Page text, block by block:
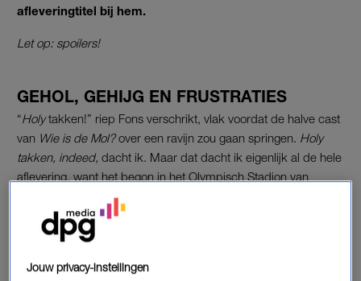
afleveringtitel bij hem.
Let op: spoilers!
GEHOL, GEHIJG EN FRUSTRATIES
“Holytakken!” riep Fons verschrikt, vlak voordat de halve cast
van Wie is de Mol?over een ravijn zou gaan springen. Holy
takken, indeed, dacht ik. Maar dat dacht ik eigenlijk al de hele
aflevering, want het begon in het Olympisch Stadion van
Mexico-City al met dikke chaos. Verwarring die zowel door
Fons, Kees als Anna de wereld in was geholpen.
tribune plaatsen. Die nummers kwamen van de anderen. Die
Jouw privacy-instellingen